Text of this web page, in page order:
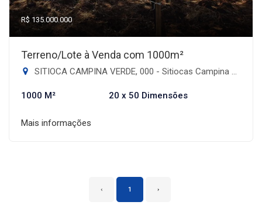
R$ 135.000.000
Terreno/Lote à Venda com 1000m²
SITIOCA CAMPINA VERDE, 000 - Sitiocas Campina Verde, Dourados-MS
1000 M² 20 x 50 Dimensões
Mais informações
‹ 1 ›